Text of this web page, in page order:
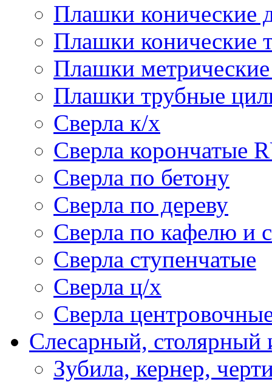
Плашки
Плашки конические
Плашки
Плашки трубные
Сверла к/х
Сверла корончатые
Сверла по бетону
Сверла по дереву
Сверла по кафелю и
Сверла ступенчатые
Сверла ц/х
Сверла
Слесарный, столярный
Зубила, кернер,